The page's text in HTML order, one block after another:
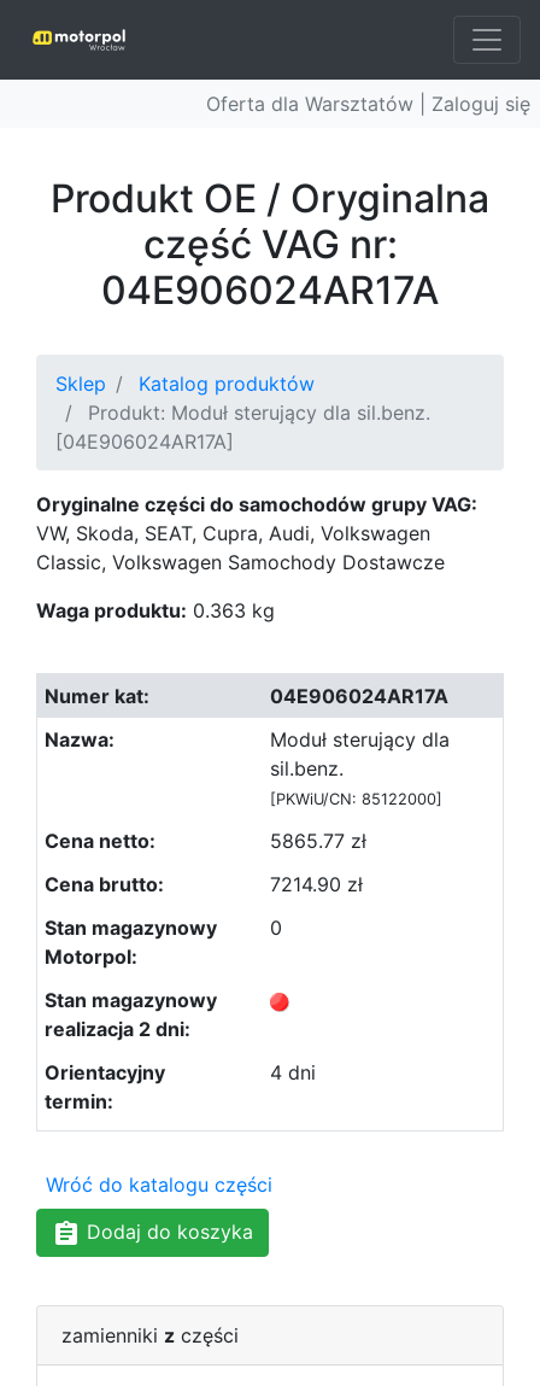
Oferta dla Warsztatów | Zaloguj się
Produkt OE / Oryginalna
część VAG nr:
04E906024AR17A
Sklep
Katalog produktów
Produkt: Moduł sterujący dla sil.benz.
[04E906024AR17A]
Oryginalne części do samochodów grupy VAG:
VW, Skoda, SEAT, Cupra, Audi, Volkswagen
Classic, Volkswagen Samochody Dostawcze
Waga produktu: 0.363 kg
04E906024AR17A
Moduł sterujący dla
sil.benz.
[PKWiU/CN: 85122000]
5865.77 zł
7214.90 zł
0
4 dni
Wróć do katalogu części
Dodaj do koszyka
zamienniki z części